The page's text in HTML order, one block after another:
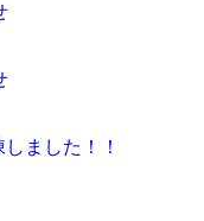
ました！！